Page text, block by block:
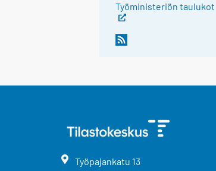
Työministeriön taulukot
Työpajankatu 13